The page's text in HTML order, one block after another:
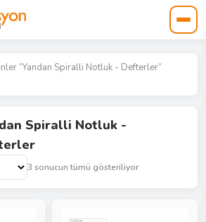
“Yandan Spiralli Notluk - Defterler”
Spiralli Notluk -
3 sonucun tümü gösteriliyor